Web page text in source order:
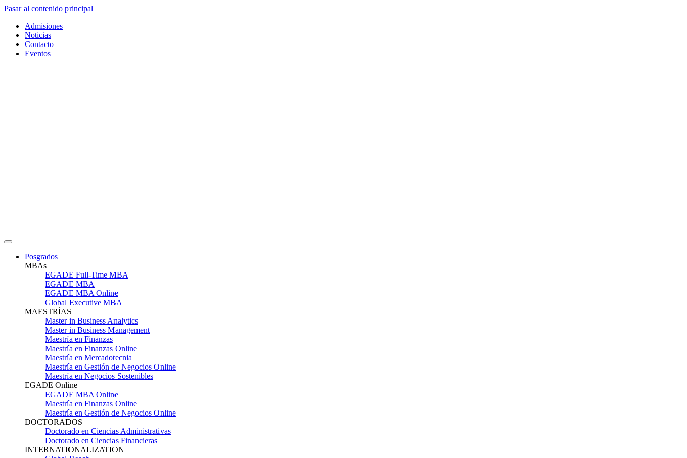
Pasar al contenido principal
Admisiones
Noticias
Contacto
Eventos
Posgrados
MBAs
EGADE Full-Time MBA
EGADE MBA
EGADE MBA Online
Global Executive MBA
MAESTRÍAS
Master in Business Analytics
Master in Business Management
Maestría en Finanzas
Maestría en Finanzas Online
Maestría en Mercadotecnia
Maestría en Gestión de Negocios Online
Maestría en Negocios Sostenibles
EGADE Online
EGADE MBA Online
Maestría en Finanzas Online
Maestría en Gestión de Negocios Online
DOCTORADOS
Doctorado en Ciencias Administrativas
Doctorado en Ciencias Financieras
INTERNATIONALIZATION